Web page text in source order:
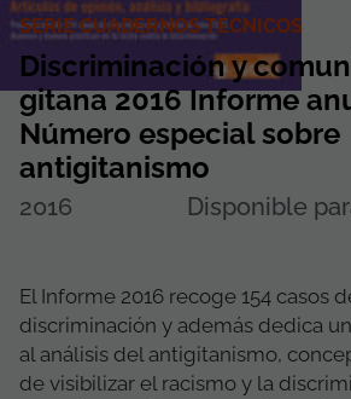
SERIE CUADERNOS TÉCNICOS
Discriminación y
gitana 2016 Informe
Número especial sobre
antigitanismo
2016 Disponible
El Informe 2016 recoge 154 casos
discriminación y además dedica
al análisis del antigitanismo,
de visibilizar el racismo y la